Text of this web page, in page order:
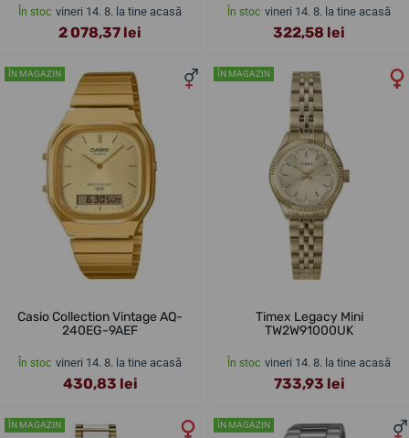
În stoc vineri 14. 8. la tine acasă
2 078,37 lei
În stoc vineri 14. 8. la tine acasă
322,58 lei
ÎN MAGAZIN
Casio Collection Vintage AQ-
240EG-9AEF
În stoc vineri 14. 8. la tine acasă
430,83 lei
ÎN MAGAZIN
Timex Legacy Mini
TW2W91000UK
În stoc vineri 14. 8. la tine acasă
733,93 lei
ÎN MAGAZIN ÎN MAGAZIN